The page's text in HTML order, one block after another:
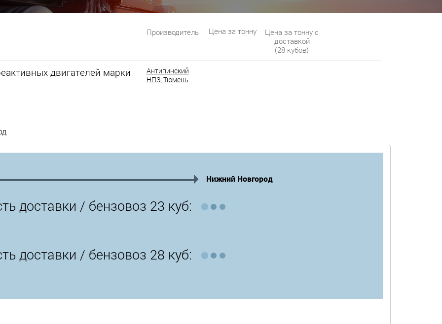
Производитель Цена за тонну
Цена за тонну с
доставкой
(28 кубов)
двигателей марки
Антипинский
НПЗ, Тюмень
Нижний Новгород
доставки / бензовоз 23 куб:
доставки / бензовоз 28 куб: